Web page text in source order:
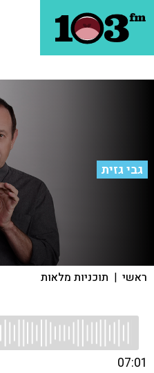
גבי גזית
ראשי | תוכניות מלאות
07:01